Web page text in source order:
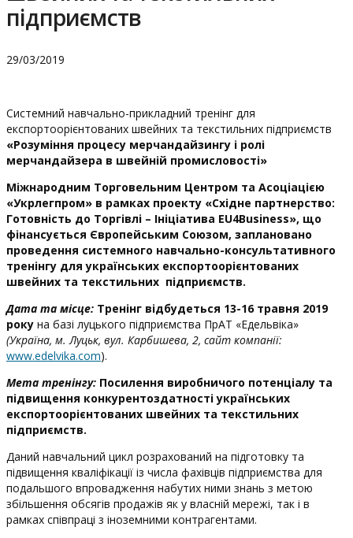
підприємств
29/03/2019
Системний навчально-прикладний тренінг для
експортоорієнтованих швейних та текстильних підприємств
«Розуміння процесу мерчандайзингу і ролі
мерчандайзера в швейній промисловості»
Міжнародним Торговельним Центром та Асоціацією
«Укрлегпром» в рамках проекту «Східне партнерство:
Готовність до Торгівлі – Ініціатива EU4Business», що
фінансується Європейським Союзом, заплановано
проведення системного навчально-консультативного
тренінгу для українських експортоорієнтованих
швейних та текстильних підприємств.
Дата та місце: Тренінг відбудеться 13-16 травня 2019
року на базі луцького підприємства ПрАТ «Едельвіка»
(Україна, м. Луцьк, вул. Карбишева, 2, сайт компанії:
www.edelvika.com).
Мета тренінгу: Посилення виробничого потенціалу та
підвищення конкурентоздатності українських
експортоорієнтованих швейних та текстильних
підприємств.
Даний навчальний цикл розрахований на підготовку та
підвищення кваліфікації із числа фахівців підприємства для
подальшого впровадження набутих ними знань з метою
збільшення обсягів продажів як у власній мережі, так і в
рамках співпраці з іноземними контрагентами.